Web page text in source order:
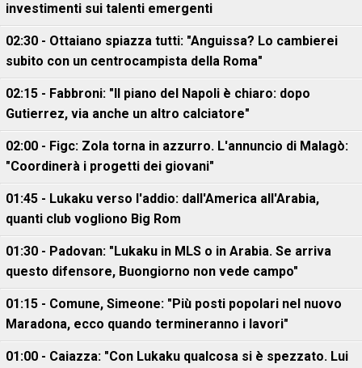
investimenti sui talenti emergenti
02:30 - Ottaiano spiazza tutti: "Anguissa? Lo cambierei
subito con un centrocampista della Roma"
02:15 - Fabbroni: "Il piano del Napoli è chiaro: dopo
Gutierrez, via anche un altro calciatore"
02:00 - Figc: Zola torna in azzurro. L'annuncio di Malagò:
"Coordinerà i progetti dei giovani"
01:45 - Lukaku verso l'addio: dall'America all'Arabia,
quanti club vogliono Big Rom
01:30 - Padovan: "Lukaku in MLS o in Arabia. Se arriva
questo difensore, Buongiorno non vede campo"
01:15 - Comune, Simeone: "Più posti popolari nel nuovo
Maradona, ecco quando termineranno i lavori"
01:00 - Caiazza: "Con Lukaku qualcosa si è spezzato. Lui